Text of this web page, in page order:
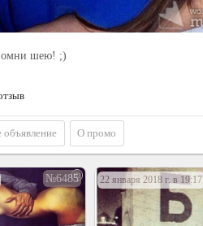
шею! ;)
объявление О промо
№6485 22 января 2018 г. в 19:17